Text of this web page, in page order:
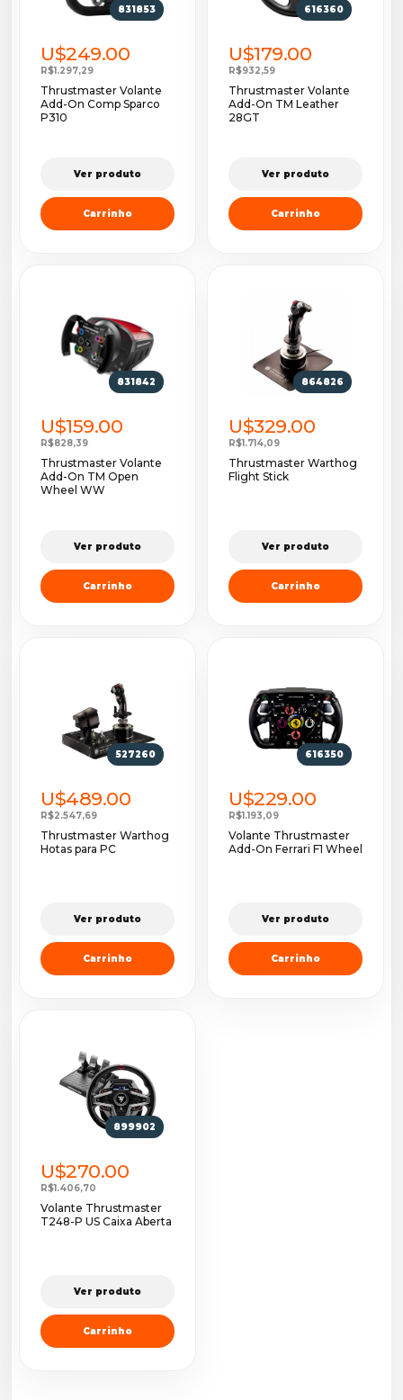
831853
U$249.00
R$1.297,29
Thrustmaster Volante
Add-On Comp Sparco
P310
Ver produto
Carrinho
616360
U$179.00
R$932,59
Thrustmaster Volante
Add-On TM Leather
28GT
Ver produto
Carrinho
831842
U$159.00
R$828,39
Thrustmaster Volante
Add-On TM Open
Wheel WW
Ver produto
Carrinho
864826
U$329.00
R$1.714,09
Thrustmaster Warthog
Flight Stick
Ver produto
Carrinho
527260
U$489.00
R$2.547,69
Thrustmaster Warthog
Hotas para PC
Ver produto
Carrinho
616350
U$229.00
R$1.193,09
Volante Thrustmaster
Add-On Ferrari F1 Wheel
Ver produto
Carrinho
899902
U$270.00
R$1.406,70
Volante Thrustmaster
T248-P US Caixa Aberta
Ver produto
Carrinho